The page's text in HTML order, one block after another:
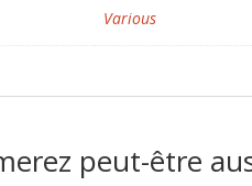
Various
peut-être